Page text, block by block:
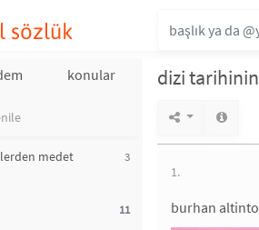
sözlük
konular
medet
3
11
dizi
1.
burhan